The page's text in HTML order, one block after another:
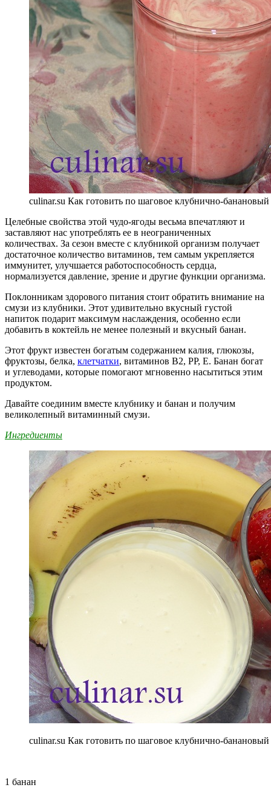
culinar.su Как готовить по шаговое клубнично-банановый
Целебные свойства этой чудо-ягоды весьма впечатляют и
заставляют нас употреблять ее в неограниченных
количествах. За сезон вместе с клубникой организм получает
достаточное количество витаминов, тем самым укрепляется
иммунитет, улучшается работоспособность сердца,
нормализуется давление, зрение и другие функции организма.
Поклонникам здорового питания стоит обратить внимание на
смузи из клубники. Этот удивительно вкусный густой
напиток подарит максимум наслаждения, особенно если
добавить в коктейль не менее полезный и вкусный банан.
Этот фрукт известен богатым содержанием калия, глюкозы,
фруктозы, белка, клетчатки, витаминов В2, РР, Е. Банан богат
и углеводами, которые помогают мгновенно насытиться этим
продуктом.
Давайте соединим вместе клубнику и банан и получим
великолепный витаминный смузи.
Ингредиенты
culinar.su Как готовить по шаговое клубнично-банановый
1 банан